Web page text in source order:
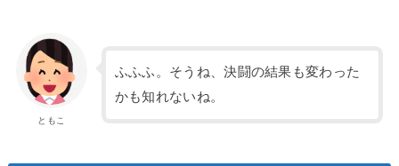
ともこ
ふふふ。そうね、決闘の結果も変わった
かも知れないね。